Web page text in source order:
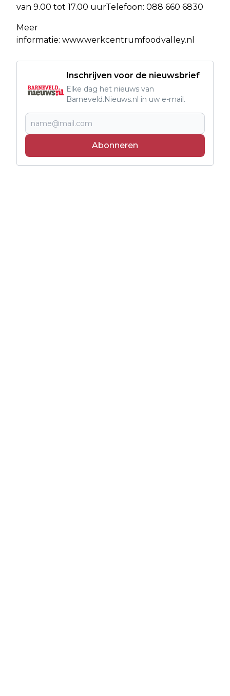
van 9.00 tot 17.00 uurTelefoon: 088 660 6830
Meer
informatie: www.werkcentrumfoodvalley.nl
Inschrijven voor de nieuwsbrief
Elke dag het nieuws van
Barneveld.Nieuws.nl in uw e-mail.
Abonneren